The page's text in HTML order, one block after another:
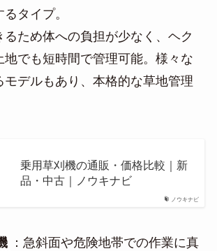
タイプ。
るため体への負担が少なく、ヘク
地でも短時間で管理可能。様々な
モデルもあり、本格的な草地管理
ノウキナビ
乗用草刈機の通販・価格比較｜新
品・中古｜ノウキナビ
：急斜面や危険地帯での作業に真